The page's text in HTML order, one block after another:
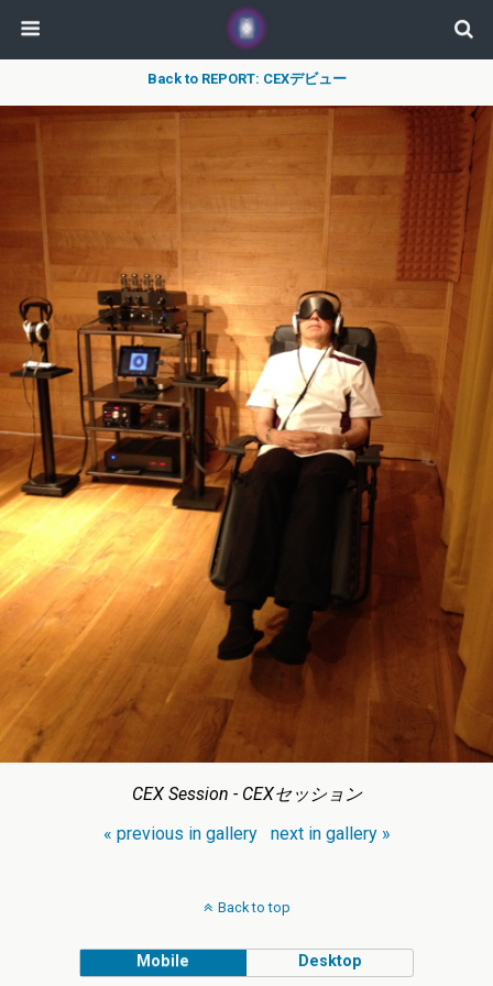
Back to REPORT: CEXデビュー
CEX Session - CEXセッション
« previous in gallery
next in gallery »
Back to top
Mobile Desktop